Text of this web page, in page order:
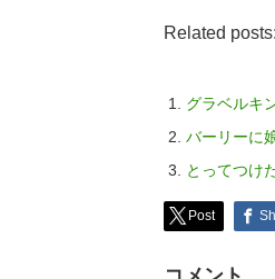
Related posts:
グラベルキ
バーリーに
とってつけ
Post